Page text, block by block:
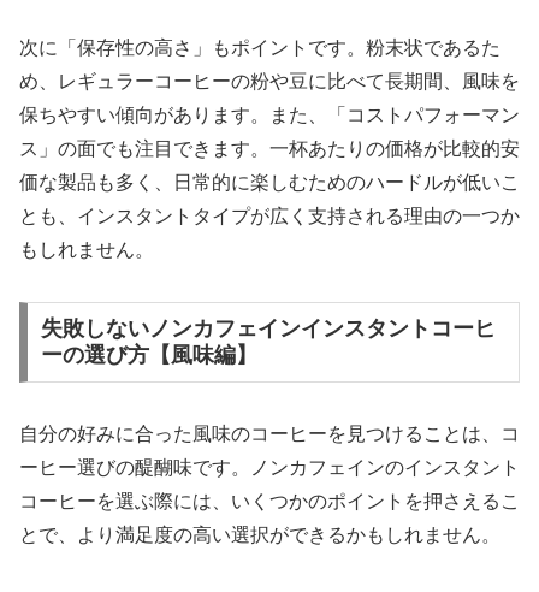
次に「保存性の高さ」もポイントです。粉末状であるた
め、レギュラーコーヒーの粉や豆に比べて長期間、風味を
保ちやすい傾向があります。また、「コストパフォーマン
ス」の面でも注目できます。一杯あたりの価格が比較的安
価な製品も多く、日常的に楽しむためのハードルが低いこ
とも、インスタントタイプが広く支持される理由の一つか
もしれません。
失敗しないノンカフェインインスタントコーヒ
ーの選び方【風味編】
自分の好みに合った風味のコーヒーを見つけることは、コ
ーヒー選びの醍醐味です。ノンカフェインのインスタント
コーヒーを選ぶ際には、いくつかのポイントを押さえるこ
とで、より満足度の高い選択ができるかもしれません。